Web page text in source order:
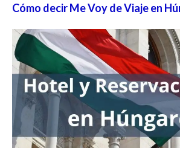
Cómo decir Me Voy de Viaje en